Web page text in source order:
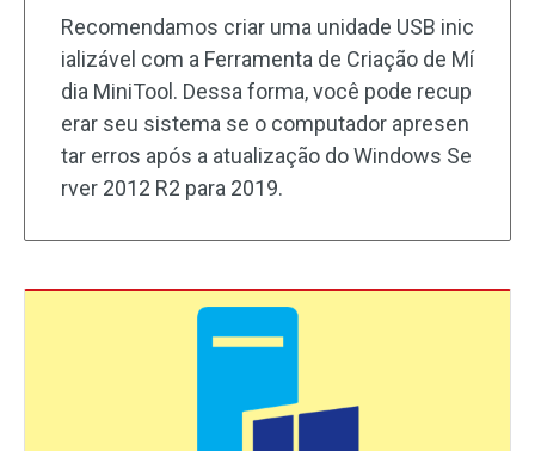
Recomendamos criar uma unidade USB inic
ializável com a Ferramenta de Criação de Mí
dia MiniTool. Dessa forma, você pode recup
erar seu sistema se o computador apresen
tar erros após a atualização do Windows Se
rver 2012 R2 para 2019.